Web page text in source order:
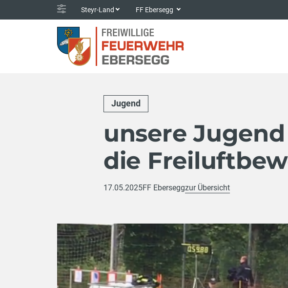
Steyr-Land FF Ebersegg
Jugend
unsere
die
17.05.2025FF Eberseggzur Übersicht